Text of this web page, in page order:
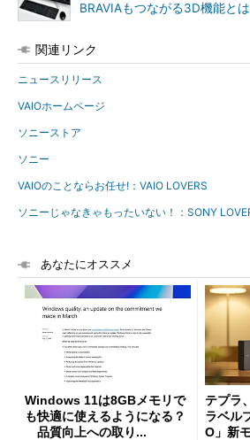
BRAVIAもつながる3D機能とは
関連リンク
ニュースリリース
VAIOホームページ
ソニーストア
ソニー
VAIOのことならお任せ!：VAIO LOVERS
ソニーじゃなきゃもったいない！：SONY
あなたにオススメ
Windows 11は8GBメモリで
も快適に使えるようになる？
品質向上への取り...
テプラ
ラベル
O」新